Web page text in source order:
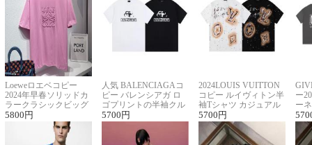
Loeweロエベコピー
2024年早春ソリッドカ
ラークラシックビッグ
ロゴ刺繍Tシャツ
5800 円
人気 BALENCIAGAコ
ピー バレンシアガ ロ
ゴプリントの半袖クル
ーネックTシャツ
5700 円
2024LOUIS VUITTON
コピー ルイヴィトン半
袖Tシャツ カジュアル
に馴染む 2色展開
5700 円
ー
ー
ー